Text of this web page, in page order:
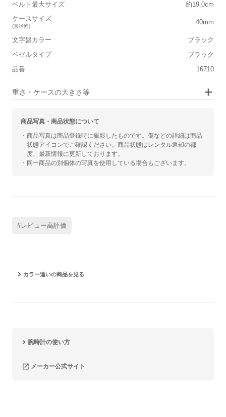
ベルト最大サイズ
約19.0cm
ケースサイズ
(直径幅)
40mm
文字盤カラー
ブラック
ベゼルタイプ
ブラック
品番
16710
重さ・ケースの大きさ等
■装飾感
■向いているシチュエーション
カジュアル
商品写真・商品状態について
・商品写真は商品登録時に撮影したものです。傷などの詳細は商品
状態アイコンでご確認ください。商品状態はレンタル返却の都
度、最新情報に更新しております。
・同一商品の別個体の写真を使用している場合もございます。
#レビュー高評価
カラー違いの商品を見る
腕時計の使い方
メーカー公式サイト